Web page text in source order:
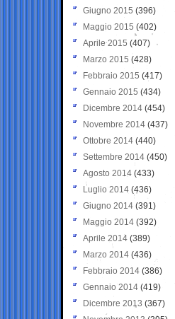
Giugno 2015 (396)
Maggio 2015 (402)
Aprile 2015 (407)
Marzo 2015 (428)
Febbraio 2015 (417)
Gennaio 2015 (434)
Dicembre 2014 (454)
Novembre 2014 (437)
Ottobre 2014 (440)
Settembre 2014 (450)
Agosto 2014 (433)
Luglio 2014 (436)
Giugno 2014 (391)
Maggio 2014 (392)
Aprile 2014 (389)
Marzo 2014 (436)
Febbraio 2014 (386)
Gennaio 2014 (419)
Dicembre 2013 (367)